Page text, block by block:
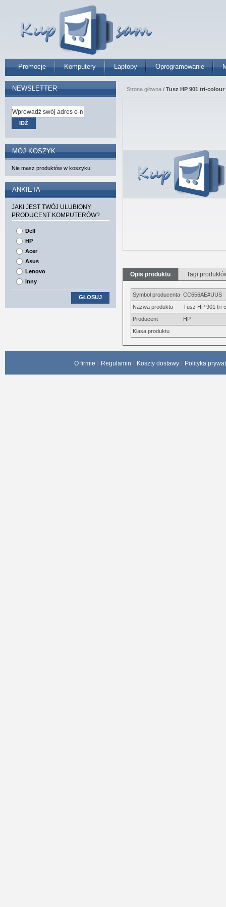
Promocje Komputery Laptopy Oprogramowanie
Strona główna / Tusz HP 901 tri-colour
Opis produktu Tagi
Symbol producenta CC656AE#UUS
Nazwa produktu
Tusz HP 901 tri-
Producent
HP
Klasa produktu
NEWSLETTER
IDŹ
MÓJ KOSZYK
Nie masz produktów w koszyku.
ANKIETA
JAKI JEST TWÓJ ULUBIONY
PRODUCENT KOMPUTERÓW?
Dell
HP
Acer
Asus
Lenovo
inny
GŁOSUJ
O firmie Regulamin Koszty dostawy Polityka